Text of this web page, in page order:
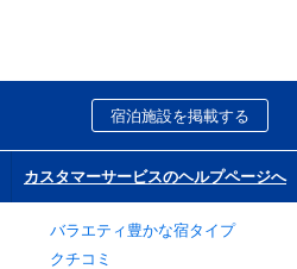
宿泊施設を掲載する
カスタマーサービスのヘルプページへ
バラエティ豊かな宿タイプ
クチコミ